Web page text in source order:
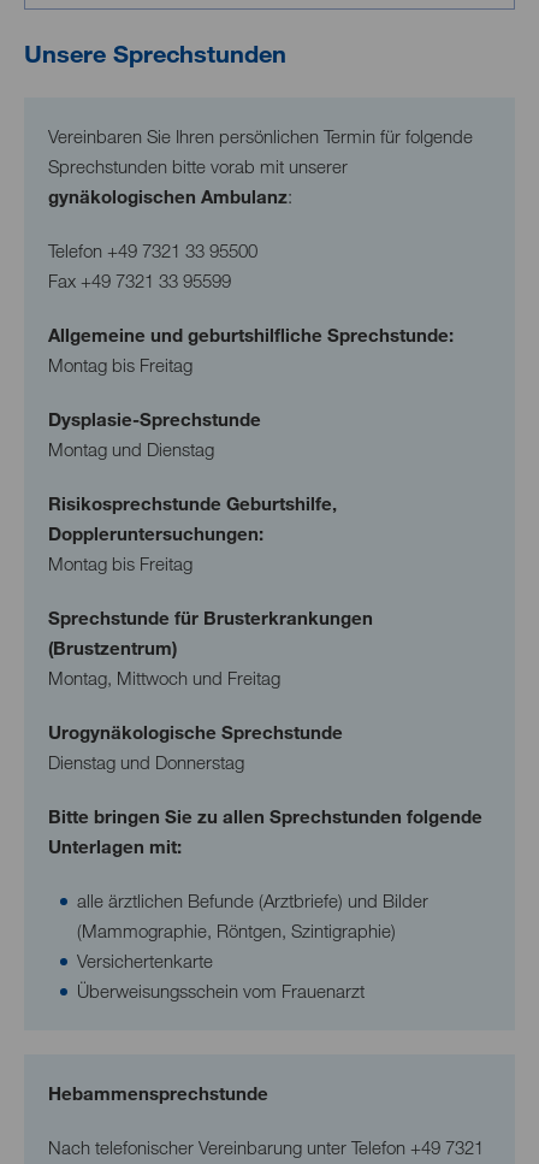
Unsere Sprechstunden
Vereinbaren Sie Ihren persönlichen Termin für folgende
Sprechstunden bitte vorab mit unserer
gynäkologischen Ambulanz:
Telefon +49 7321 33 95500
Fax +49 7321 33 95599
Allgemeine und geburtshilfliche Sprechstunde:
Montag bis Freitag
Dysplasie-Sprechstunde
Montag und Dienstag
Risikosprechstunde Geburtshilfe,
Doppleruntersuchungen:
Montag bis Freitag
Sprechstunde für Brusterkrankungen
(Brustzentrum)
Montag, Mittwoch und Freitag
Urogynäkologische Sprechstunde
Dienstag und Donnerstag
Bitte bringen Sie zu allen Sprechstunden folgende
Unterlagen mit:
alle ärztlichen Befunde (Arztbriefe) und Bilder
(Mammographie, Röntgen, Szintigraphie)
Versichertenkarte
Überweisungsschein vom Frauenarzt
Hebammensprechstunde
Nach telefonischer Vereinbarung unter Telefon +49 7321